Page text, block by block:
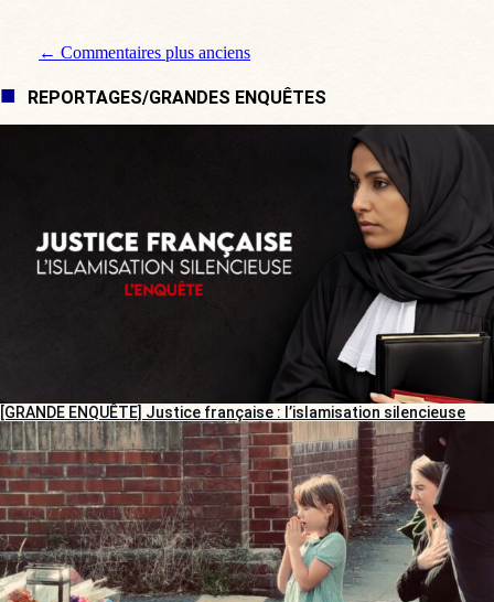
Navigation de commentaire
← Commentaires plus anciens
REPORTAGES/GRANDES ENQUÊTES
[GRANDE ENQUÊTE] Justice française : l’islamisation silencieuse